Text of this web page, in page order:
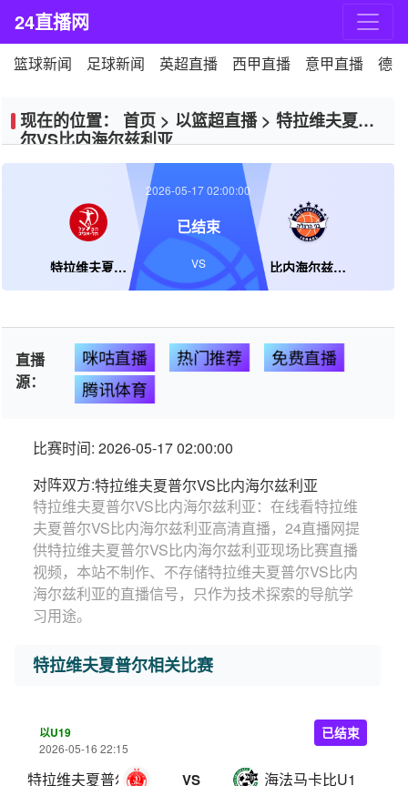
24直播网
篮球新闻 足球新闻 英超直播 西甲直播 意甲直播 德
现在的位置： 首页 > 以篮超直播> 特拉维夫夏普
尔VS比内海尔兹利亚
特拉维夫夏普尔 比内海尔兹利亚
2026-05-17 02:00:00
已结束
VS
直播
源：
咪咕直播 热门推荐
免费直播
腾讯体育
比赛时间: 2026-05-17 02:00:00
对阵双方:特拉维夫夏普尔VS比内海尔兹利亚
特拉维夫夏普尔VS比内海尔兹利亚：在线看特拉维
夫夏普尔VS比内海尔兹利亚高清直播，24直播网提
供特拉维夫夏普尔VS比内海尔兹利亚现场比赛直播
视频，本站不制作、不存储特拉维夫夏普尔VS比内
海尔兹利亚的直播信号，只作为技术探索的导航学
习用途。
特拉维夫夏普尔相关比赛
以U19
2026-05-16 22:15
特拉维夫夏普尔U19 VS 海法马卡比U19
已结束